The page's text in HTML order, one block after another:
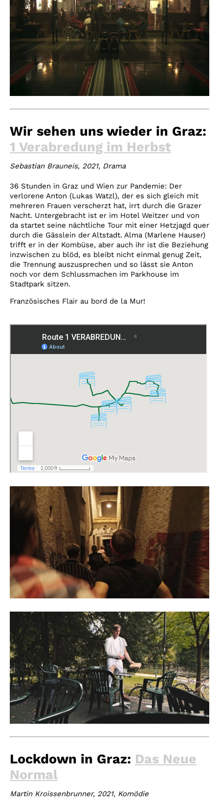
Wir sehen uns wieder in Graz:
1 Verabredung im Herbst
Sebastian Brauneis, 2021, Drama
36 Stunden in Graz und Wien zur Pandemie: Der
verlorene Anton (Lukas Watzl), der es sich gleich mit
mehreren Frauen verscherzt hat, irrt durch die Grazer
Nacht. Untergebracht ist er im Hotel Weitzer und von
da startet seine nächtliche Tour mit einer Hetzjagd quer
durch die Gässlein der Altstadt. Alma (Marlene Hauser)
trifft er in der Kombüse, aber auch ihr ist die Beziehung
inzwischen zu blöd, es bleibt nicht einmal genug Zeit,
die Trennung auszusprechen und so lässt sie Anton
noch vor dem Schlussmachen im Parkhouse im
Stadtpark sitzen.
Französisches Flair au bord de la Mur!
Lockdown in Graz: Das Neue
Normal
Martin Kroissenbrunner, 2021, Komödie